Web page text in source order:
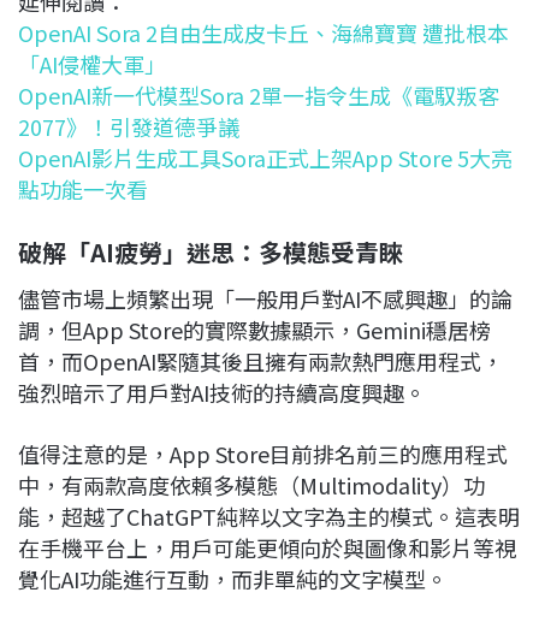
OpenAI Sora 2自由生成皮卡丘、海綿寶寶 遭批根本
「AI侵權大軍」
OpenAI新一代模型Sora 2單一指令生成《電馭叛客
2077》！引發道德爭議
OpenAI影片生成工具Sora正式上架App Store 5大亮
點功能一次看
破解「AI疲勞」迷思：多模態受青睞
儘管市場上頻繁出現「一般用戶對AI不感興趣」的論
調，但App Store的實際數據顯示，Gemini穩居榜
首，而OpenAI緊隨其後且擁有兩款熱門應用程式，
強烈暗示了用戶對AI技術的持續高度興趣。
值得注意的是，App Store目前排名前三的應用程式
中，有兩款高度依賴多模態（Multimodality）功
能，超越了ChatGPT純粹以文字為主的模式。這表明
在手機平台上，用戶可能更傾向於與圖像和影片等視
覺化AI功能進行互動，而非單純的文字模型。